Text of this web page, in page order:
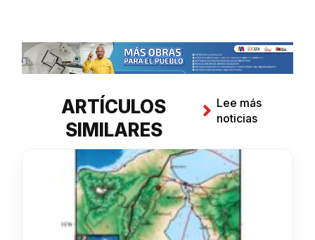
ARTÍCULOS
SIMILARES
Lee más
noticias